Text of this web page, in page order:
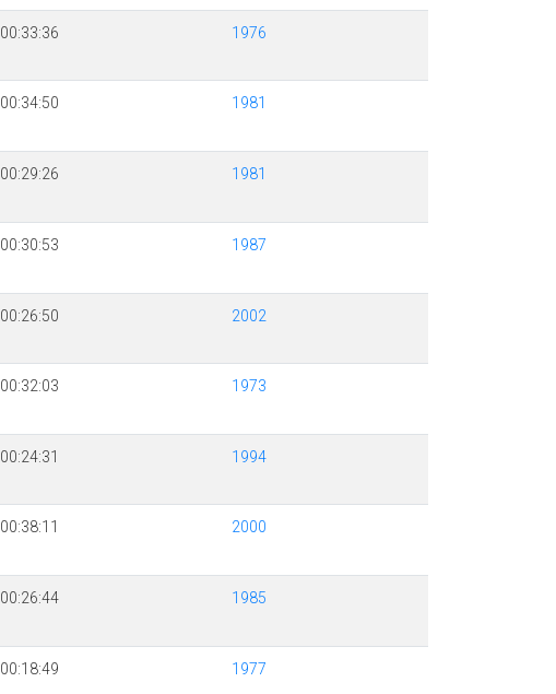
00:33:36 1976
00:34:50 1981
00:29:26 1981
00:30:53 1987
00:26:50 2002
00:32:03 1973
00:24:31 1994
00:38:11 2000
00:26:44 1985
00:18:49 1977